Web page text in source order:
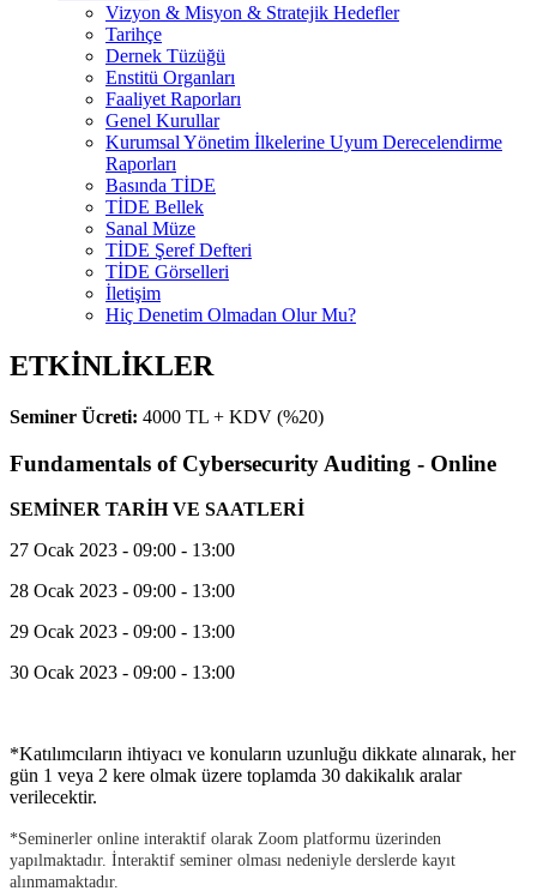
Vizyon & Misyon & Stratejik Hedefler
Tarihçe
Dernek Tüzüğü
Enstitü Organları
Faaliyet Raporları
Genel Kurullar
Kurumsal Yönetim İlkelerine Uyum Derecelendirme
Raporları
Basında TİDE
TİDE Bellek
Sanal Müze
TİDE Şeref Defteri
TİDE Görselleri
İletişim
Hiç Denetim Olmadan Olur Mu?
ETKİNLİKLER
Seminer Ücreti: 4000 TL + KDV (%20)
Fundamentals of Cybersecurity Auditing - Online
SEMİNER TARİH VE SAATLERİ
27 Ocak 2023 - 09:00 - 13:00
28 Ocak 2023 - 09:00 - 13:00
29 Ocak 2023 - 09:00 - 13:00
30 Ocak 2023 - 09:00 - 13:00
*Katılımcıların ihtiyacı ve konuların uzunluğu dikkate alınarak, her
gün 1 veya 2 kere olmak üzere toplamda 30 dakikalık aralar
verilecektir.
*Seminerler online interaktif olarak Zoom platformu üzerinden
yapılmaktadır. İnteraktif seminer olması nedeniyle derslerde kayıt
alınmamaktadır.